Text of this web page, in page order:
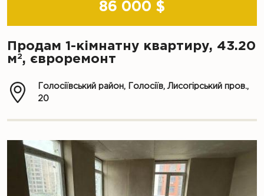
86 000 $
Продам 1-кімнатну квартиру, 43.20
м2, євроремонт
Голосіївський район, Голосіїв, Лисогірський пров.,
20